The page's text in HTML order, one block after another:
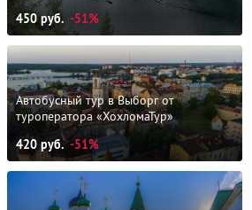
450руб. -51%
Автобусный тур в Выборг от
туроператора «ХохломаТур»
420руб. -51%